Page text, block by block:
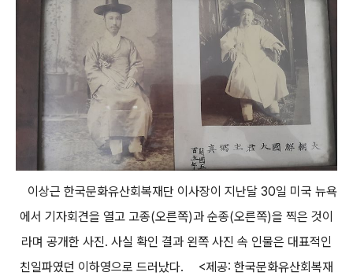
이상근 한국문화유산회복재단 이사장이 지난달 30일 미국 뉴욕
에서 기자회견을 열고 고종(오른쪽)과 순종(오른쪽)을 찍은 것이
라며 공개한 사진. 사실 확인 결과 왼쪽 사진 속 인물은 대표적인
친일파였던 이하영으로 드러났다. <제공: 한국문화유산회복재